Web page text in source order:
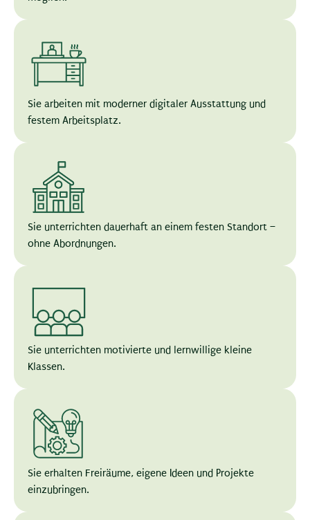
Sie arbeiten mit moderner digitaler Ausstattung und
festem Arbeitsplatz.
Sie unterrichten dauerhaft an einem festen Standort –
ohne Abordnungen.
Sie unterrichten motivierte und lernwillige kleine
Klassen.
Sie erhalten Freiräume, eigene Ideen und Projekte
einzubringen.